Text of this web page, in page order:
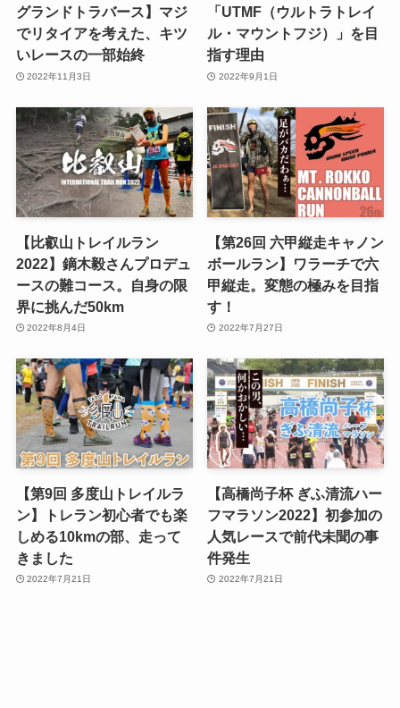
グランドトラバース】マジ
でリタイアを考えた、キツ
いレースの一部始終
2022年11月3日
「UTMF（ウルトラトレイ
ル・マウントフジ）」を目
指す理由
2022年9月1日
【比叡山トレイルラン
2022】鏑木毅さんプロデュ
ースの難コース。自身の限
界に挑んだ50km
2022年8月4日
【第26回 六甲縦走キャノン
ボールラン】ワラーチで六
甲縦走。変態の極みを目指
す！
2022年7月27日
【第9回 多度山トレイルラ
ン】トレラン初心者でも楽
しめる10kmの部、走って
きました
2022年7月21日
【高橋尚子杯 ぎふ清流ハー
フマラソン2022】初参加の
人気レースで前代未聞の事
件発生
2022年7月21日